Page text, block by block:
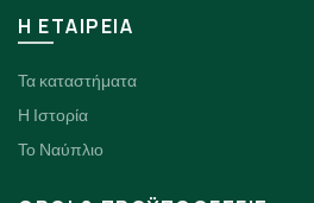
H ΕΤΑΙΡΕΙΑ
Τα καταστήματα
Η Ιστορία
Το Ναύπλιο